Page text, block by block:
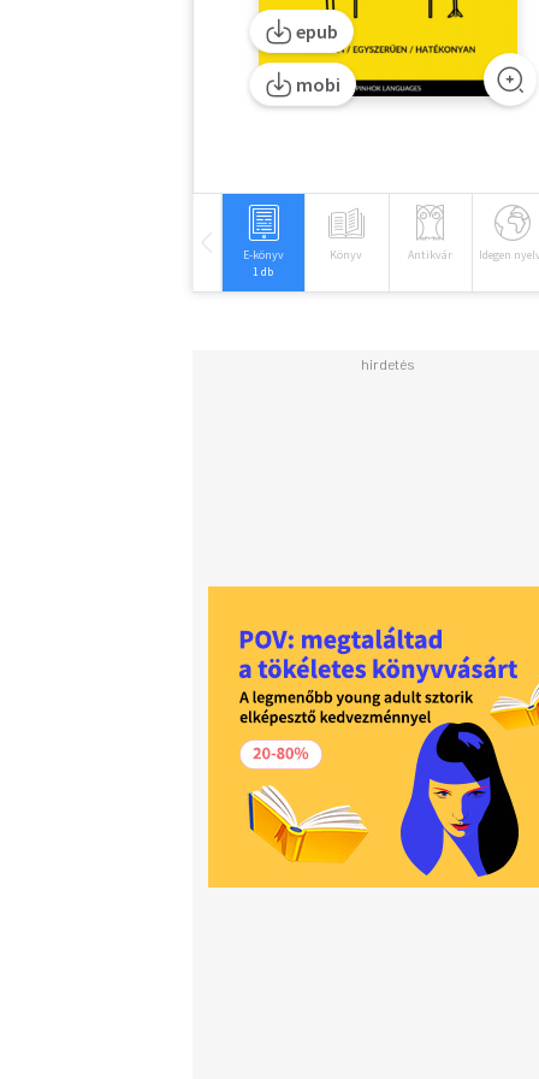
epub
mobi
E-könyv
1 db
Könyv Antikvár Idegen